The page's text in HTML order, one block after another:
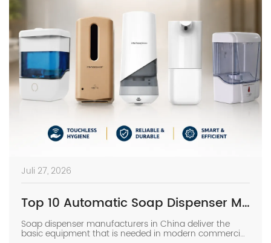
Juli 27, 2026
Top 10 Automatic Soap Dispenser Manufacturers in China
Soap dispenser manufacturers in China deliver the
basic equipment that is needed in modern commercial